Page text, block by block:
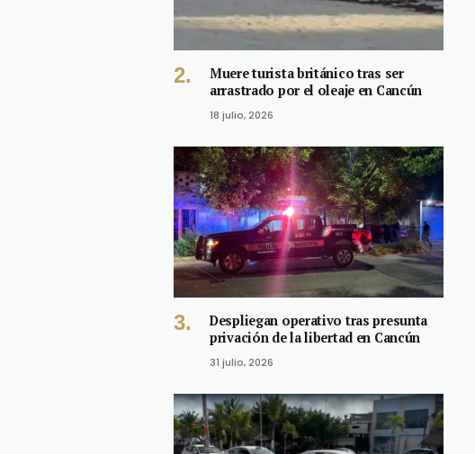
Muere turista británico tras ser
arrastrado por el oleaje en Cancún
18 julio, 2026
Despliegan operativo tras presunta
privación de la libertad en Cancún
31 julio, 2026